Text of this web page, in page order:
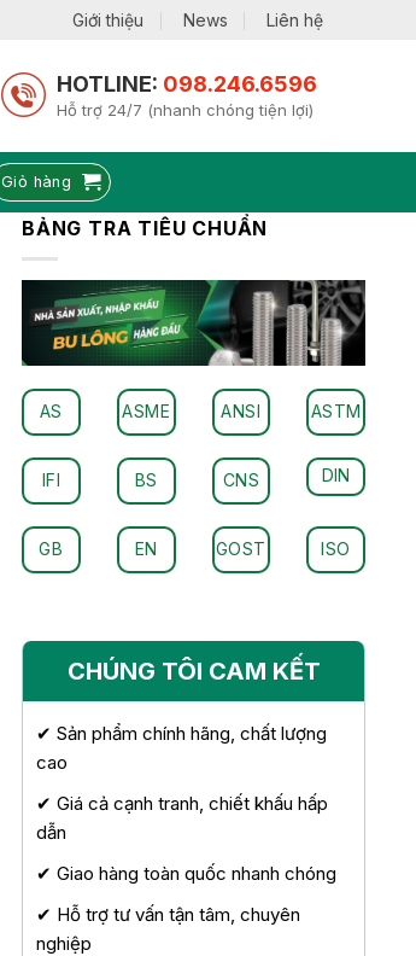
Giới thiệu News Liên hệ
HOTLINE: 098.246.6596
Hỗ trợ 24/7 (nhanh chóng tiện lợi)
Giỏ hàng
BẢNG TRA TIÊU CHUẨN
AS ASME ANSI ASTM
IFI BS CNS DIN
GB EN GOST ISO
CHÚNG TÔI CAM KẾT
✔ Sản phẩm chính hãng, chất lượng
cao
✔ Giá cả cạnh tranh, chiết khấu hấp
dẫn
✔ Giao hàng toàn quốc nhanh chóng
✔ Hỗ trợ tư vấn tận tâm, chuyên
nghiệp